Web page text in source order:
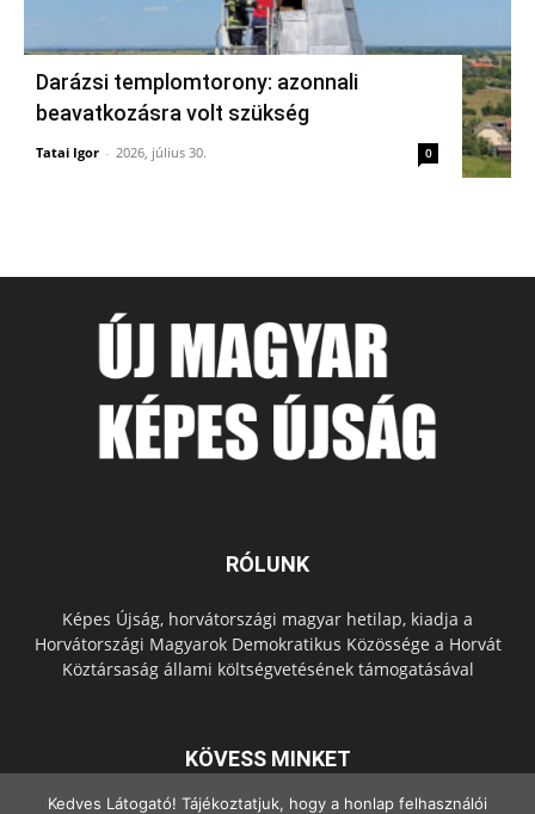
Darázsi templomtorony: azonnali
beavatkozásra volt szükség
Tatai Igor - 2026, július 30. 0
RÓLUNK
Képes Újság, horvátországi magyar hetilap, kiadja a
Horvátországi Magyarok Demokratikus Közössége a Horvát
Köztársaság állami költségvetésének támogatásával
KÖVESS MINKET
Kedves Látogató! Tájékoztatjuk, hogy a honlap felhasználói